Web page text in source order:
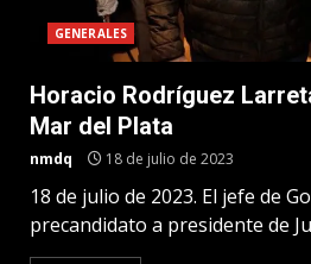
GENERALES
Horacio Rodríguez
Mar del Plata
nmdq 18 de julio de 2023
18 de julio de 2023. El jefe de
precandidato a presidente de